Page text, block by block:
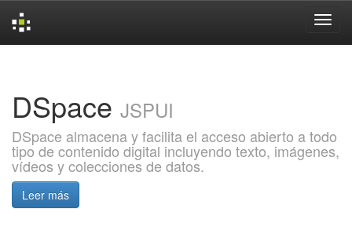
DSpace JSPUI
DSpace almacena y facilita el acceso abierto a todo
tipo de contenido digital incluyendo texto, imágenes,
vídeos y colecciones de datos.
Leer más